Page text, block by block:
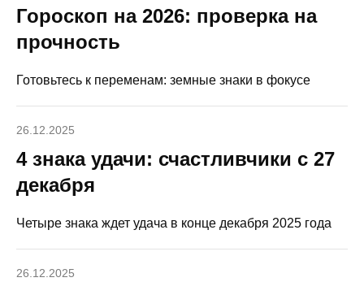
Гороскоп на 2026: проверка на
прочность
Готовьтесь к переменам: земные знаки в фокусе
26.12.2025
4 знака удачи: счастливчики с 27
декабря
Четыре знака ждет удача в конце декабря 2025 года
26.12.2025